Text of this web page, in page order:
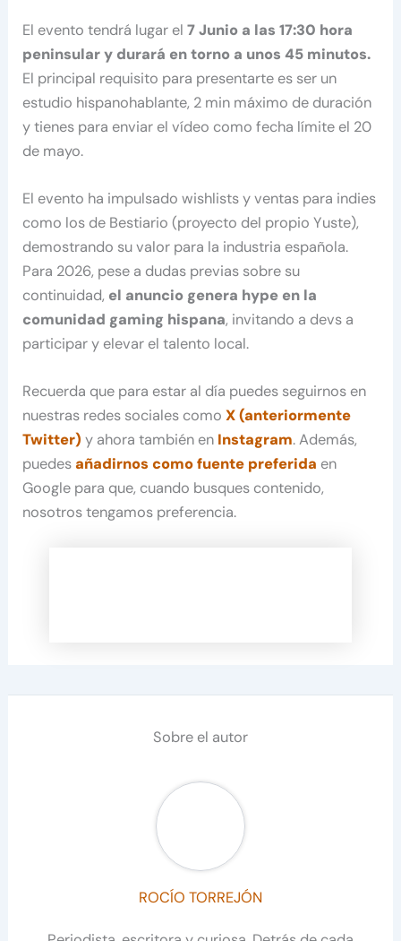
El evento tendrá lugar el7 Junio a las 17:30 hora
peninsular y durará en torno a unos 45 minutos.
El principal requisito para presentarte es ser un
estudio hispanohablante, 2 min máximo de duración
y tienes para enviar el vídeo como fecha límite el 20
de mayo.
El evento ha impulsado wishlists y ventas para indies
como los de Bestiario (proyecto del propio Yuste),
demostrando su valor para la industria española.
Para 2026, pese a dudas previas sobre su
continuidad, el anuncio genera hype en la
comunidad gaming hispana, invitando a devs a
participar y elevar el talento local.
Recuerda que para estar al día puedes seguirnos en
nuestras redes sociales comoX (anteriormente
Twitter) y ahora también en Instagram. Además,
puedesañadirnos como fuente preferida en
Google para que, cuando busques contenido,
nosotros tengamos preferencia.
Sobre el autor
ROCÍO TORREJÓN